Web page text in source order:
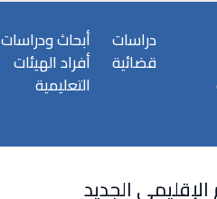
دراسات
قضائية
أبحاث ودراسات
أفراد الهيئات
التعليمية
الجديد